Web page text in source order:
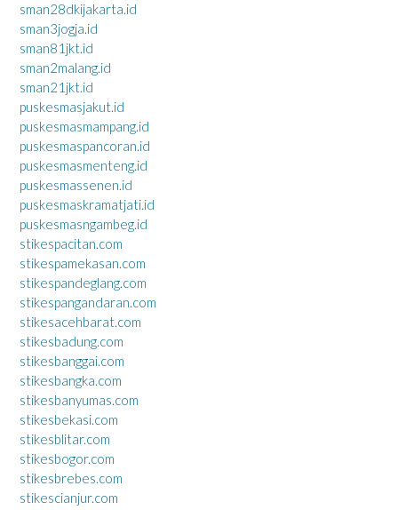
sman28dkijakarta.id
sman3jogja.id
sman81jkt.id
sman2malang.id
sman21jkt.id
puskesmasjakut.id
puskesmasmampang.id
puskesmaspancoran.id
puskesmasmenteng.id
puskesmassenen.id
puskesmaskramatjati.id
puskesmasngambeg.id
stikespacitan.com
stikespamekasan.com
stikespandeglang.com
stikespangandaran.com
stikesacehbarat.com
stikesbadung.com
stikesbanggai.com
stikesbangka.com
stikesbanyumas.com
stikesbekasi.com
stikesblitar.com
stikesbogor.com
stikesbrebes.com
stikescianjur.com